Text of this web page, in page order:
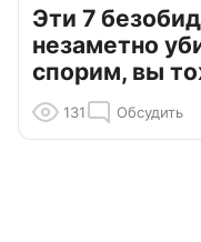
Эти 7
незаметно
спорим, вы
131 Обсудить